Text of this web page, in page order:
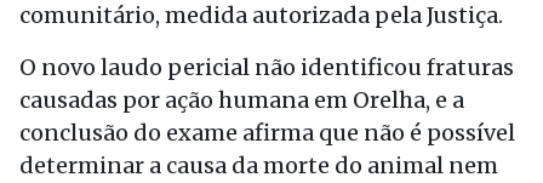
comunitário, medida autorizada pela Justiça.
O novo laudo pericial não identificou fraturas
causadas por ação humana em Orelha, e a
conclusão do exame afirma que não é possível
determinar a causa da morte do animal nem